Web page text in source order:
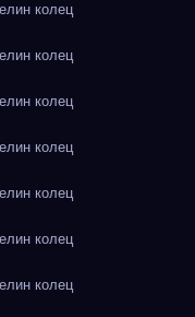
колец
колец
колец
колец
колец
колец
колец